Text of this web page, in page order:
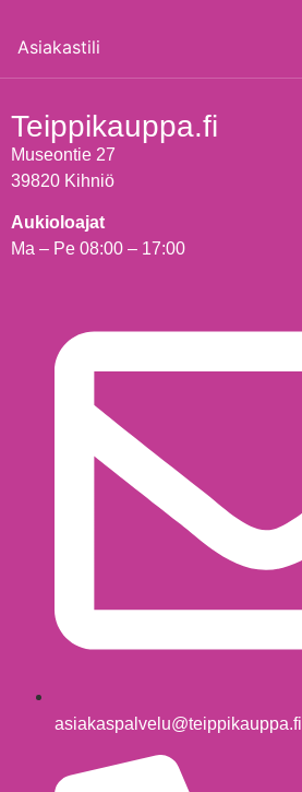
Asiakastili
Teippikauppa.fi
Museontie 27
39820 Kihniö
Aukioloajat
Ma – Pe 08:00 – 17:00
asiakaspalvelu@teippikauppa.fi